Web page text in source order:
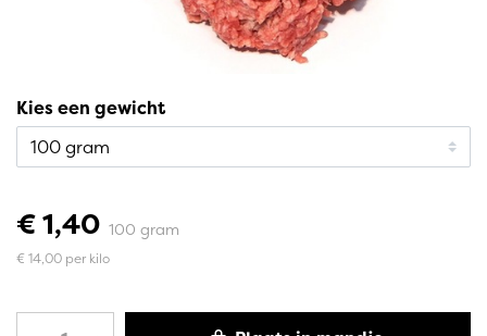
Kies een gewicht
€ 1,40 100 gram
€ 14,00 per kilo